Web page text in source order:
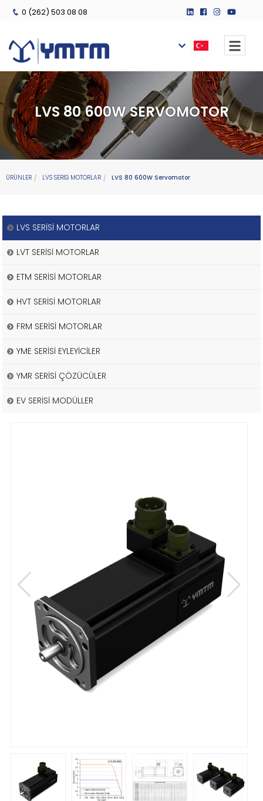
0 (262) 503 08 08
LVS 80 600W SERVOMOTOR
ÜRÜNLER LVS SERİSİ MOTORLAR LVS 80 600W Servomotor
LVS SERİSİ MOTORLAR
LVT SERİSİ MOTORLAR
ETM SERİSİ MOTORLAR
HVT SERİSİ MOTORLAR
FRM SERİSİ MOTORLAR
YME SERİSİ EYLEYİCİLER
YMR SERİSİ ÇÖZÜCÜLER
EV SERİSİ MODÜLLER